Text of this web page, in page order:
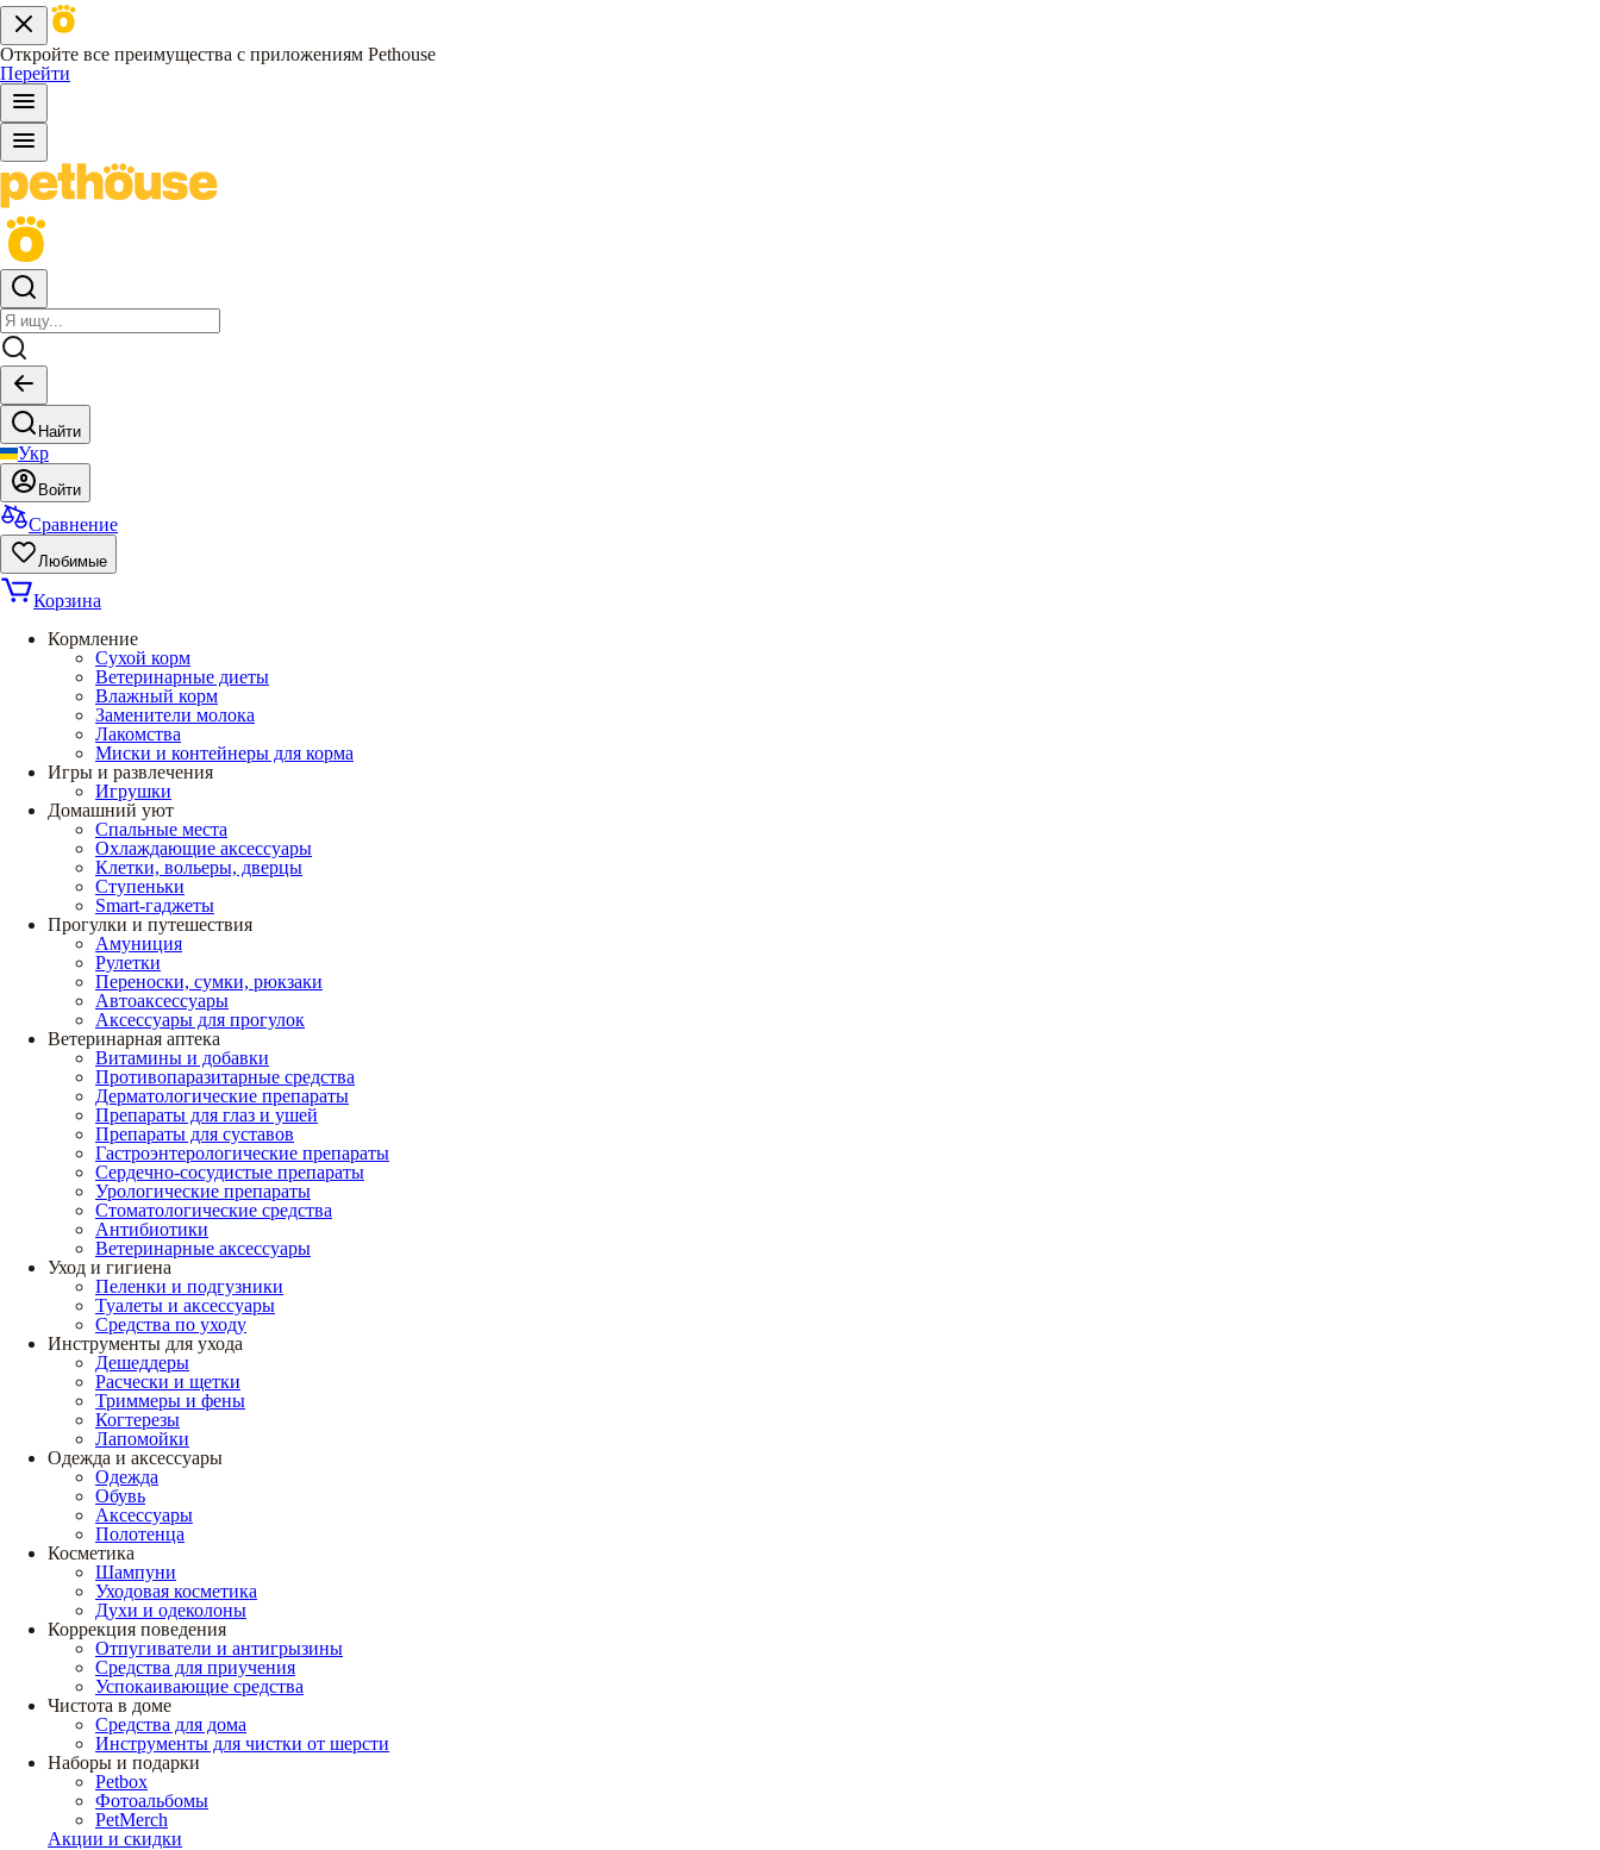
Откройте все преимущества с приложениям Pethouse
Перейти
Найти
Укр
Войти
Сравнение
Любимые
Корзина
Кормление
Сухой корм
Ветеринарные диеты
Влажный корм
Заменители молока
Лакомства
Миски и контейнеры для корма
Игры и развлечения
Игрушки
Домашний уют
Спальные места
Охлаждающие аксессуары
Клетки, вольеры, дверцы
Ступеньки
Smart-гаджеты
Прогулки и путешествия
Амуниция
Рулетки
Переноски, сумки, рюкзаки
Автоаксессуары
Аксессуары для прогулок
Ветеринарная аптека
Витамины и добавки
Противопаразитарные средства
Дерматологические препараты
Препараты для глаз и ушей
Препараты для суставов
Гастроэнтерологические препараты
Сердечно-сосудистые препараты
Урологические препараты
Стоматологические средства
Антибиотики
Ветеринарные аксессуары
Уход и гигиена
Пеленки и подгузники
Туалеты и аксессуары
Средства по уходу
Инструменты для ухода
Дешеддеры
Расчески и щетки
Триммеры и фены
Когтерезы
Лапомойки
Одежда и аксессуары
Одежда
Обувь
Аксессуары
Полотенца
Косметика
Шампуни
Уходовая косметика
Духи и одеколоны
Коррекция поведения
Отпугиватели и антигрызины
Средства для приучения
Успокаивающие средства
Чистота в доме
Средства для дома
Инструменты для чистки от шерсти
Наборы и подарки
Petbox
Фотоальбомы
PetMerch
Акции и скидки